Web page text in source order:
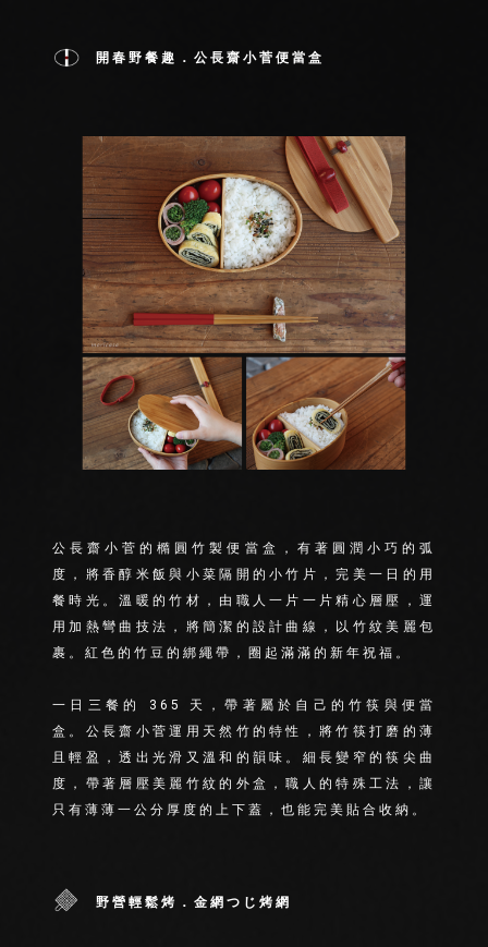
開春野餐趣．公長齋小菅便當盒
公長齋小菅的橢圓竹製便當盒，有著圓潤小巧的弧
度，將香醇米飯與小菜隔開的小竹片，完美一日的用
餐時光。溫暖的竹材，由職人一片一片精心層壓，運
用加熱彎曲技法，將簡潔的設計曲線，以竹紋美麗包
裹。紅色的竹豆的綁繩帶，圈起滿滿的新年祝福。
一日三餐的 365 天，帶著屬於自己的竹筷與便當
盒。公長齋小菅運用天然竹的特性，將竹筷打磨的薄
且輕盈，透出光滑又溫和的韻味。細長變窄的筷尖曲
度，帶著層壓美麗竹紋的外盒，職人的特殊工法，讓
只有薄薄一公分厚度的上下蓋，也能完美貼合收納。
野營輕鬆烤．金網つじ烤網